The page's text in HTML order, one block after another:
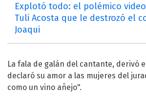
Explotó todo: el polémico
Tuli Acosta que le destrozó el
Joaqui
La fala de galán del cantante, derivó
declaró su amor a las mujeres del
como un vino añejo".